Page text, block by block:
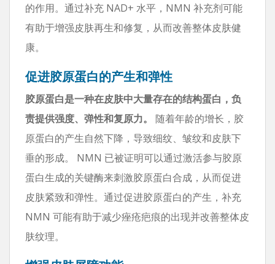
的作用。通过补充 NAD+ 水平，NMN 补充剂可能
有助于增强皮肤再生和修复，从而改善整体皮肤健
康。
促进胶原蛋白的产生和弹性
胶原蛋白是一种在皮肤中大量存在的结构蛋白，负
责提供强度、弹性和复原力。
随着年龄的增长，胶
原蛋白的产生自然下降，导致细纹、皱纹和皮肤下
垂的形成。 NMN 已被证明可以通过激活参与胶原
蛋白生成的关键酶来刺激胶原蛋白合成，从而促进
皮肤紧致和弹性。通过促进胶原蛋白的产生，补充
NMN 可能有助于减少痤疮疤痕的出现并改善整体皮
肤纹理。